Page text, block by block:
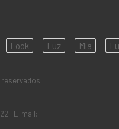
Look Luz Mía
| E-mail: